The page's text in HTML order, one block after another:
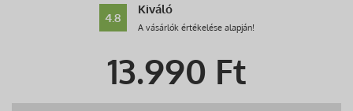
4.8
Kiváló
A vásárlók értékelése alapján!
13.990 Ft